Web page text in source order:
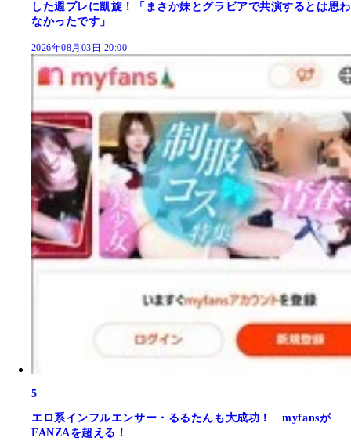
した週プレに凱旋！「まさか妹とグラビアで共演するとは思わ
なかったです」
2026年08月03日 20:00
5
エロ系インフルエンサー・るるたんも大成功！ myfansが
FANZAを超える！